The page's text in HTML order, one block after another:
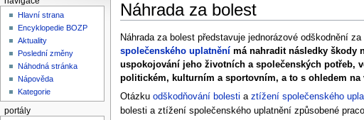
Náhrada za bolest
Skočit
na
navigaci
Skočit
na
vyhledávání
Náhrada za bolest představuje jednorázové odškodnění
společenského uplatnění má nahradit následky škody
uspokojování jeho životních a společenských potřeb,
politickém, kulturním a sportovním, a to s ohledem
Otázku odškodňování bolesti a ztížení společenského
bolesti a ztížení společenského uplatnění způsobené
Hlavní strana
Encyklopedie BOZP
Aktuality
Poslední změny
Náhodná stránka
Nápověda
Kategorie
portály